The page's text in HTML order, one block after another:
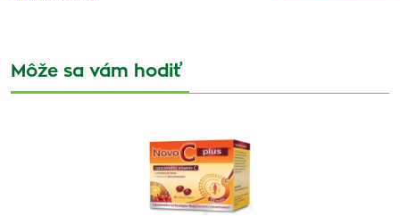
Môže sa vám hodiť